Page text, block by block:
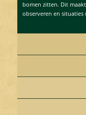
bomen zitten. Dit
observeren en